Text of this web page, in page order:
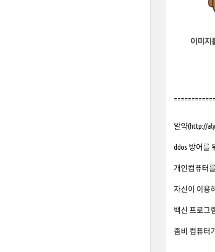
알약(http://
ddos 방어를
개인컴퓨터
자신이 이용
백신 프로그
좀비 컴퓨터